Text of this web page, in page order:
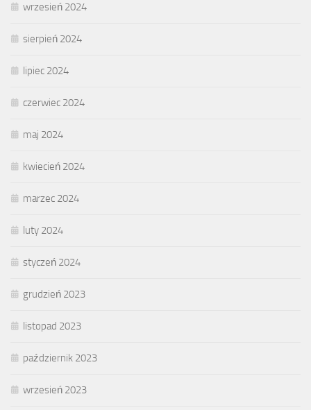
wrzesień 2024
sierpień 2024
lipiec 2024
czerwiec 2024
maj 2024
kwiecień 2024
marzec 2024
luty 2024
styczeń 2024
grudzień 2023
listopad 2023
październik 2023
wrzesień 2023